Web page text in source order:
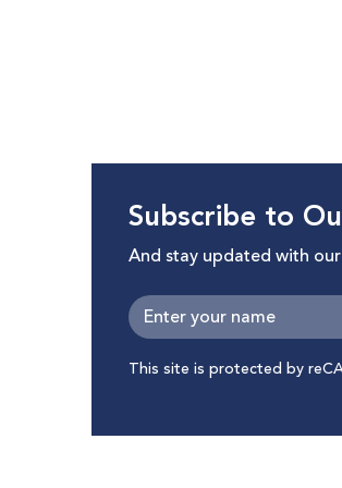
Subscribe to
And stay updated with
This site is protected by